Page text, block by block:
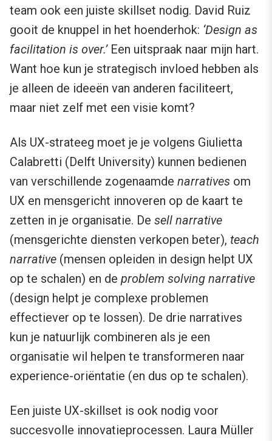
team ook een juiste skillset nodig. David Ruiz
gooit de knuppel in het hoenderhok: ‘Design as
facilitation is over.’Een uitspraak naar mijn hart.
Want hoe kun je strategisch invloed hebben als
je alleen de ideeën van anderen faciliteert,
maar niet zelf met een visie komt?
Als UX-strateeg moet je je volgens Giulietta
Calabretti (Delft University) kunnen bedienen
van verschillende zogenaamde narratives om
UX en mensgericht innoveren op de kaart te
zetten in je organisatie. De sell narrative
(mensgerichte diensten verkopen beter), teach
narrative (mensen opleiden in design helpt UX
op te schalen) en de problem solving narrative
(design helpt je complexe problemen
effectiever op te lossen). De drie narratives
kun je natuurlijk combineren als je een
organisatie wil helpen te transformeren naar
experience-oriëntatie (en dus op te schalen).
Een juiste UX-skillset is ook nodig voor
succesvolle innovatieprocessen. Laura Müller